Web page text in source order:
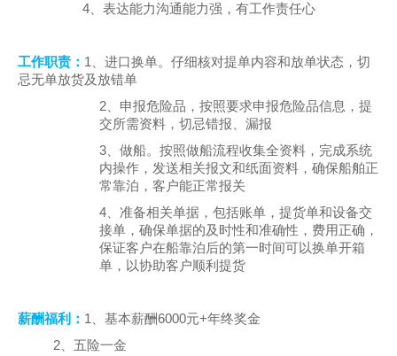
4、表达能力沟通能力强，有工作责任心
工作职责： 1 、进口换单。仔细核对提单内容和放单状态，切
忌无单放货及放错单
2、申报危险品，按照要求申报危险品信息，提
交所需资料，切忌错报、漏报
3、做船。按照做船流程收集全资料，完成系统
内操作，发送相关报文和纸面资料，确保船舶正
常靠泊，客户能正常报关
4、准备相关单据，包括账单，提货单和设备交
接单，确保单据的及时性和准确性，费用正确，
保证客户在船靠泊后的第一时间可以换单开箱
单，以协助客户顺利提货
薪酬福利： 1 、基本薪酬6000元+年终奖金
2、五险一金